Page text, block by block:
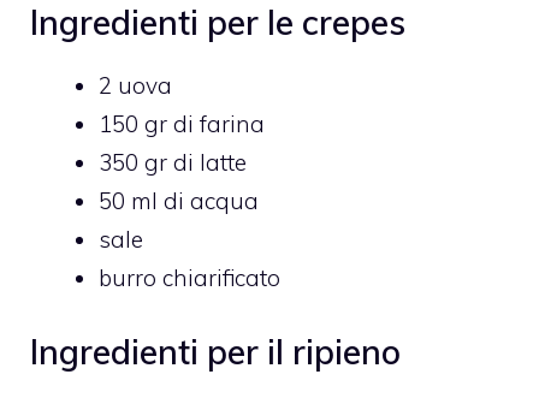
Ingredienti per le crepes
2 uova
150 gr di farina
350 gr di latte
50 ml di acqua
sale
burro chiarificato
Ingredienti per il ripieno